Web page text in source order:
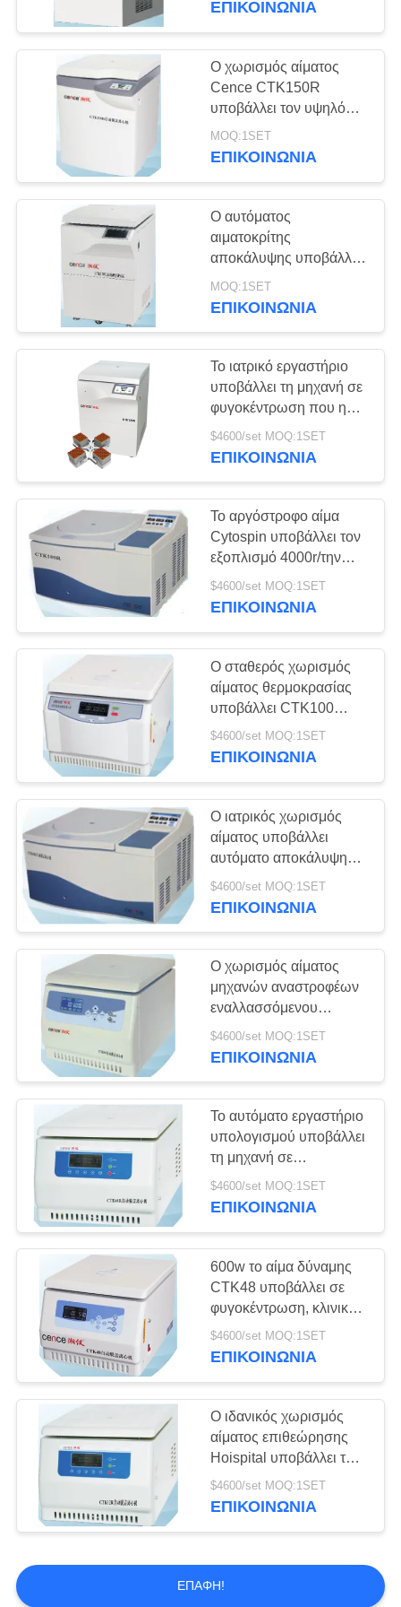
Επιτραπέζια κορυφή
Microcentrifuge
16
Το αργό πετρέλαιο
υποβάλλει σε
φυγοκέντρωση
Μίνι υποβάλτε τη
μηχανή σε
φυγοκέντρωση
5
Κεντρίφουγα φιάλη
& σωλήνας
ΕΠΙΚΟΙΝΩΝΊΑ
Ο χωρισμός αίματος
Cence CTK150R
υποβάλλει τον υψηλό
έλεγχο ταχύτητας
ακρίβειας σε
MOQ:1SET
ΕΠΙΚΟΙΝΩΝΊΑ
Ο αυτόματος
αιματοκρίτης
αποκάλυψης υποβάλλει
σε φυγοκέντρωση, αίμα
μετά από το
MOQ:1SET
ΕΠΙΚΟΙΝΩΝΊΑ
Το ιατρικό εργαστήριο
υποβάλλει τη μηχανή σε
φυγοκέντρωση που η
γρήγορη περιστροφή
υποβάλλει CTK120R για
$4600/set MOQ:1SET
ΕΠΙΚΟΙΝΩΝΊΑ
Το αργόστροφο αίμα
Cytospin υποβάλλει τον
εξοπλισμό 4000r/την
ελάχιστη ανώτατη
ταχύτητα σε
$4600/set MOQ:1SET
ΕΠΙΚΟΙΝΩΝΊΑ
Ο σταθερός χωρισμός
αίματος θερμοκρασίας
υποβάλλει CTK100
4000r/την ελάχιστη
ανώτατη ταχύτητα σε
$4600/set MOQ:1SET
ΕΠΙΚΟΙΝΩΝΊΑ
Ο ιατρικός χωρισμός
αίματος υποβάλλει
αυτόματο αποκάλυψη
κατεψυγμένο CTK80R
σε φυγοκέντρωση
$4600/set MOQ:1SET
ΕΠΙΚΟΙΝΩΝΊΑ
Ο χωρισμός αίματος
μηχανών αναστροφέων
εναλλασσόμενου
ρεύματος υποβάλλει τον
αυτόματο υπολογισμό
$4600/set MOQ:1SET
ΕΠΙΚΟΙΝΩΝΊΑ
Το αυτόματο εργαστήριο
υπολογισμού υποβάλλει
τη μηχανή σε
φυγοκέντρωση, η
επιτραπέζια κορυφή
$4600/set MOQ:1SET
ΕΠΙΚΟΙΝΩΝΊΑ
600w το αίμα δύναμης
CTK48 υποβάλλει σε
φυγοκέντρωση, κλινικός
φυγοκεντρωτής 4000r/
ελάχιστη ανώτατη
$4600/set MOQ:1SET
ΕΠΙΚΟΙΝΩΝΊΑ
Ο ιδανικός χωρισμός
αίματος επιθεώρησης
Hoispital υποβάλλει την
ελαφριά υψηλή επίδοση
σε φυγοκέντρωση
$4600/set MOQ:1SET
ΕΠΙΚΟΙΝΩΝΊΑ
ΕΠΑΦΉ!